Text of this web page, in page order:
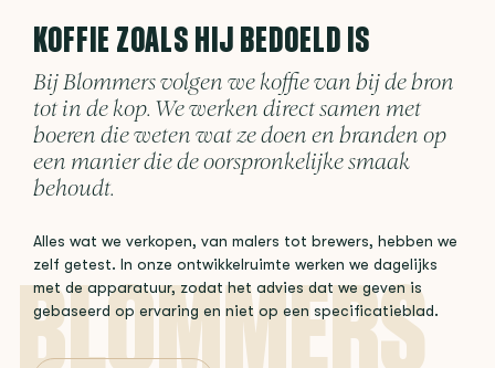
KOFFIE ZOALS HIJ BEDOELD IS
Bij Blommers volgen we koffie van bij de bron
tot in de kop. We werken direct samen met
boeren die weten wat ze doen en branden op
een manier die de oorspronkelijke smaak
behoudt.
Alles wat we verkopen, van malers tot brewers, hebben we
zelf getest. In onze ontwikkelruimte werken we dagelijks
met de apparatuur, zodat het advies dat we geven is
gebaseerd op ervaring en niet op een specificatieblad.